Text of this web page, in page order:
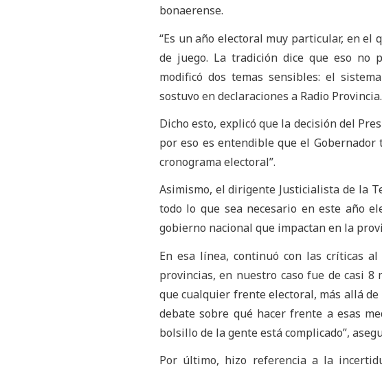
bonaerense.
“Es un año electoral muy particular, en el
de juego. La tradición dice que eso no
modificó dos temas sensibles: el
sostuvo en declaraciones a Radio Provincia.
Dicho esto, explicó que la decisión del
por eso es entendible que el
cronograma electoral”.
Asimismo, el dirigente Justicialista de la
todo lo que sea necesario en este año
gobierno nacional que impactan en la
En esa línea, continuó con las críticas
provincias, en nuestro caso fue de casi 8
que cualquier frente electoral, más allá
debate sobre qué hacer frente a esas
bolsillo de la gente está complicado”,
Por último, hizo referencia a la